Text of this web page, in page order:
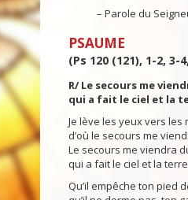
– Parole du
PSAUME
(Ps 120 (121), 1-2, 3-
R/ Le secours me
qui a fait le ciel et la
Je lève les yeux vers les
d’où le secours me
Le secours me viendra
qui a fait le ciel et la
Qu’il empêche ton pied